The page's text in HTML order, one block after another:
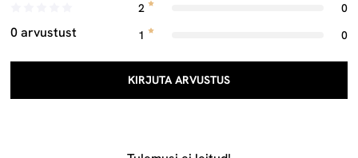
0 arvustust
2
0
1
0
KIRJUTA ARVUSTUS